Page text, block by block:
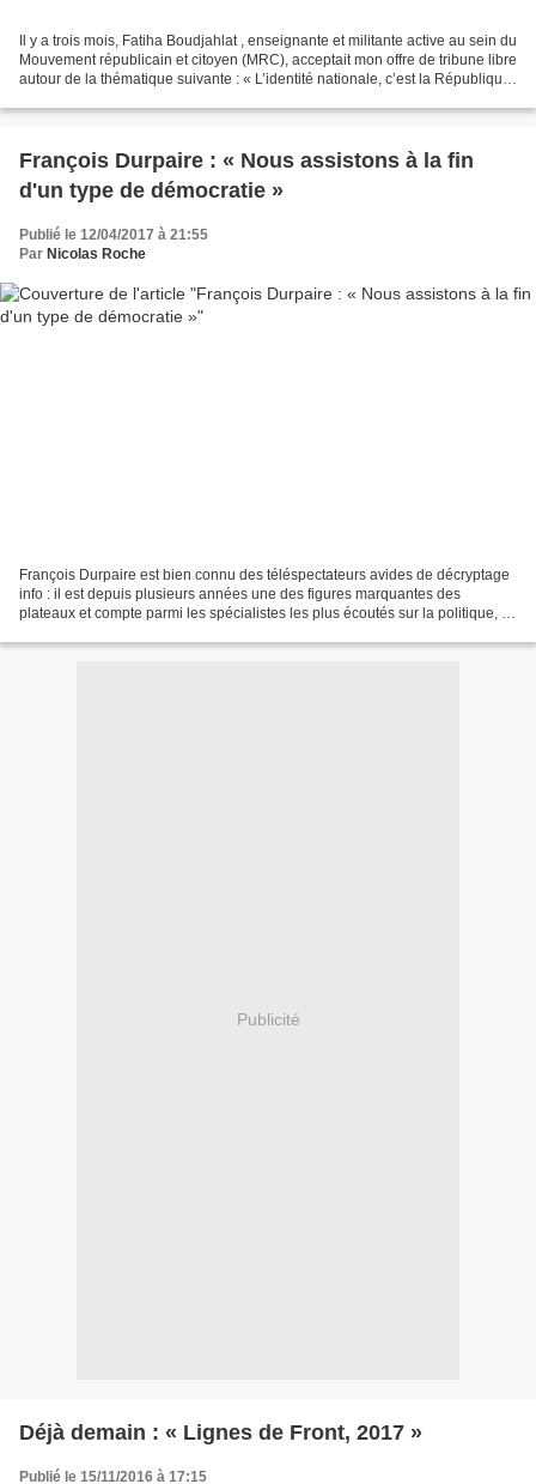
Il y a trois mois, Fatiha Boudjahlat , enseignante et militante active au sein du
Mouvement républicain et citoyen (MRC), acceptait mon offre de tribune libre
autour de la thématique suivante : « L’identité nationale, c’est la République
François Durpaire : « Nous assistons à la fin
d'un type de démocratie »
Publié le 12/04/2017 à 21:55
Par Nicolas Roche
François Durpaire est bien connu des téléspectateurs avides de décryptage
info : il est depuis plusieurs années une des figures marquantes des
plateaux et compte parmi les spécialistes les plus écoutés sur la politique, la
Publicité
Déjà demain : « Lignes de Front, 2017 »
Publié le 15/11/2016 à 17:15